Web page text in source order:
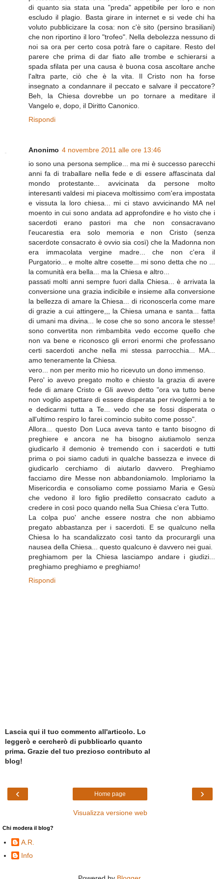
di quanto sia stata una "preda" appetibile per loro e non
escludo il plagio. Basta girare in internet e si vede chi ha
voluto pubblicizare la cosa: non c'è sito (persino brasiliani)
che non riportino il loro "trofeo". Nella debolezza nessuno di
noi sa ora per certo cosa potrà fare o capitare. Resto del
parere che prima di dar fiato alle trombe e schierarsi a
spada sfilata per una causa è buona cosa ascoltare anche
l'altra parte, ciò che è la vita. Il Cristo non ha forse
insegnato a condannare il peccato e salvare il peccatore?
Beh, la Chiesa dovrebbe un po tornare a meditare il
Vangelo e, dopo, il Diritto Canonico.
Rispondi
Anonimo 4 novembre 2011 alle ore 13:46
io sono una persona semplice... ma mi è successo parecchi
anni fa di traballare nella fede e di essere affascinata dal
mondo protestante... avvicinata da persone molto
interesanti valdesi mi piaceva moltissimo com'era impostata
e vissuta la loro chiesa... mi ci stavo avvicinando MA nel
moento in cui sono andata ad approfondire e ho visto che i
sacerdoti erano pastori ma che non consacravano
l'eucarestia era solo memoria e non Cristo (senza
sacerdote consacrato è ovvio sia così) che la Madonna non
era immacolata vergine madre... che non c'era il
Purgatorio... e molte altre cosette... mi sono detta che no ...
la comunità era bella... ma la Chiesa e altro...
passati molti anni sempre fuori dalla Chiesa... è arrivata la
conversione una grazia indicibile e insieme alla conversione
la bellezza di amare la Chiesa... di riconoscerla come mare
di grazie a cui attingere,,, la Chiesa umana e santa... fatta
di umani ma divina... le cose che so sono ancora le stesse!
sono convertita non rimbambita vedo eccome quello che
non va bene e riconosco gli errori enormi che professano
certi sacerdoti anche nella mi stessa parrocchia... MA...
amo teneramente la Chiesa.
vero... non per merito mio ho ricevuto un dono immenso.
Pero' io avevo pregato molto e chiesto la grazia di avere
fede di amare Cristo e Gli avevo detto "ora va tutto bene
non voglio aspettare di essere disperata per rivoglermi a te
e dedicarmi tutta a Te... vedo che se fossi disperata o
all'ultimo respiro lo farei comincio subito come posso".
Allora... questo Don Luca aveva tanto e tanto bisogno di
preghiere e ancora ne ha bisogno aiutiamolo senza
giudicarlo il demonio è tremendo con i sacerdoti e tutti
prima o poi siamo caduti in qualche bassezza e invece di
giudicarlo cerchiamo di aiutarlo davvero. Preghiamo
facciamo dire Messe non abbandoniamolo. Imploriamo la
Misericordia e consoliamo come possiamo Maria e Gesù
che vedono il loro figlio prediletto consacrato caduto a
credere in così poco quando nella Sua Chiesa c'era Tutto.
La colpa puo' anche essere nostra che non abbiamo
pregato abbastanza per i sacerdoti. E se qualcuno nella
Chiesa lo ha scandalizzato così tanto da procurargli una
nausea della Chiesa... questo qualcuno è davvero nei guai.
preghiamom per la Chiesa lasciampo andare i giudizi...
preghiamo preghiamo e preghiamo!
Rispondi
Lascia qui il tuo commento all'articolo. Lo
leggerò e cercherò di pubblicarlo quanto
prima. Grazie del tuo prezioso contributo al
blog!
‹ ›
Home page
Visualizza versione web
Chi modera il blog?
A.R.
Info